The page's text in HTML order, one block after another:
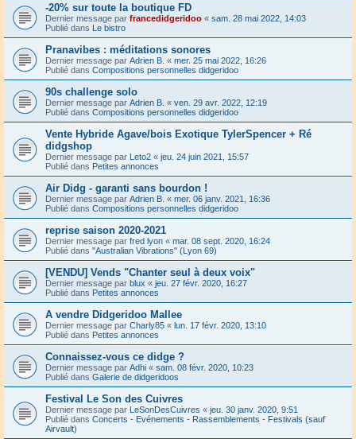
-20% sur toute la boutique FD
Dernier message par francedidgeridoo « sam. 28 mai 2022, 14:03
Publié dans Le bistro
Pranavibes : méditations sonores
Dernier message par Adrien B. « mer. 25 mai 2022, 16:26
Publié dans Compositions personnelles didgeridoo
90s challenge solo
Dernier message par Adrien B. « ven. 29 avr. 2022, 12:19
Publié dans Compositions personnelles didgeridoo
Vente Hybride Agave/bois Exotique TylerSpencer + Ré
didgshop
Dernier message par Leto2 « jeu. 24 juin 2021, 15:57
Publié dans Petites annonces
Air Didg - garanti sans bourdon !
Dernier message par Adrien B. « mer. 06 janv. 2021, 16:36
Publié dans Compositions personnelles didgeridoo
reprise saison 2020-2021
Dernier message par fred lyon « mar. 08 sept. 2020, 16:24
Publié dans "Australian Vibrations" (Lyon 69)
[VENDU] Vends "Chanter seul à deux voix"
Dernier message par blux « jeu. 27 févr. 2020, 16:27
Publié dans Petites annonces
A vendre Didgeridoo Mallee
Dernier message par Charly85 « lun. 17 févr. 2020, 13:10
Publié dans Petites annonces
Connaissez-vous ce didge ?
Dernier message par Adhi « sam. 08 févr. 2020, 10:23
Publié dans Galerie de didgeridoos
Festival Le Son des Cuivres
Dernier message par LeSonDesCuivres « jeu. 30 janv. 2020, 9:51
Publié dans Concerts - Evénements - Rassemblements - Festivals (sauf
Airvault)